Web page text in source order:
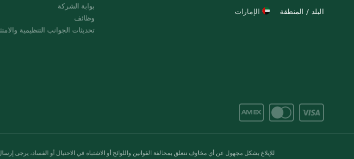
بوابة الشركة
وظائف
تحديثات الجوانب التنظيمية
البلد / المنطقة الإمارات
للإبلاغ بشكل مجهول عن أي مخاوف تتعلق بمخالفة القوانين واللوائح أو الاشتباه في الاحتيال أو الفساد، يرجى